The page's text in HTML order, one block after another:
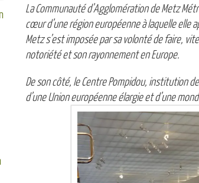
La Communauté d’Agglomération de Metz
cœur d’une région européenne à laquelle
Metz s’est imposée par sa volonté de faire,
notoriété et son rayonnement en Europe.
De son côté, le Centre Pompidou, institution
d’une Union européenne élargie et d’une